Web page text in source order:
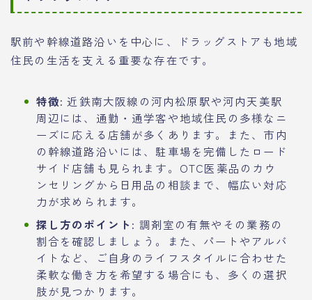
駅前や幹線道路沿いを中心に、ドラッグストアも地域
住民の生活を支える重要な存在です。
特徴: 近鉄南大阪線の河内松原駅や河内天美駅
周辺には、通勤・通学客や地域住民の多様なニ
ーズに応える店舗が多くあります。また、市内
の幹線道路沿いには、駐車場を完備したロード
サイド店舗も見られます。OTC医薬品のカウ
ンセリングから日用品の相談まで、幅広い対応
力が求められます。
探し方のポイント: 調剤室の有無やその業務の
割合を確認しましょう。また、パートやアルバ
イトなど、ご自身のライフスタイルに合わせた
柔軟な働き方を希望する場合にも、多くの選択
肢が見つかります。